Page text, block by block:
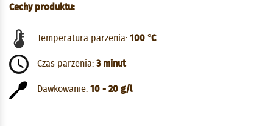
Cechy produktu:
Temperatura parzenia: 100 °C
Czas parzenia: 3 minut
Dawkowanie: 10 - 20 g/l